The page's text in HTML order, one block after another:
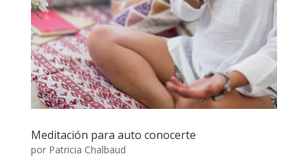
Meditación para auto conocerte
por Patricia Chalbaud